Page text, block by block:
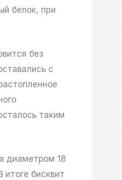
белок, при
без
с
таким
диаметром 18
бисквит